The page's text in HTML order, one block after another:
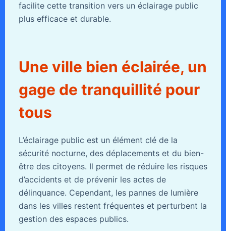
facilite cette transition vers un éclairage public
plus efficace et durable.
Une ville bien éclairée, un
gage de tranquillité pour
tous
L’éclairage public est un élément clé de la
sécurité nocturne, des déplacements et du bien-
être des citoyens. Il permet de réduire les risques
d’accidents et de prévenir les actes de
délinquance. Cependant, les pannes de lumière
dans les villes restent fréquentes et perturbent la
gestion des espaces publics.